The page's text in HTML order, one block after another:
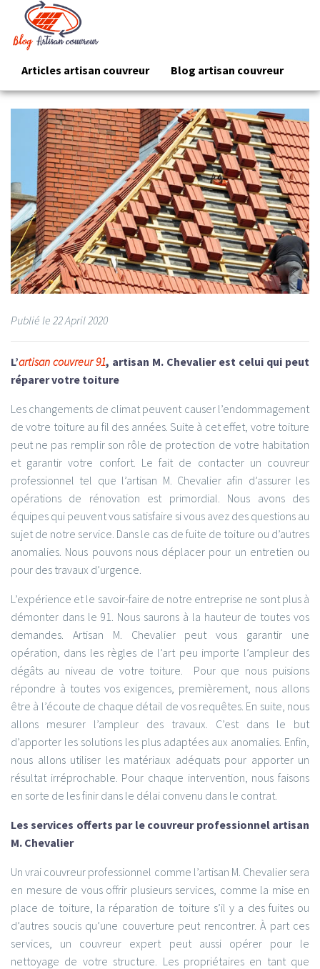
Articles artisan couvreur Blog artisan couvreur
Publié le 22April 2020
L’artisan couvreur 91, artisan M. Chevalier est celui qui peut
réparer votre toiture
Les changements de climat peuvent causer l’endommagement
de votre toiture au fil des années. Suite à cet effet, votre toiture
peut ne pas remplir son rôle de protection de votre habitation
et garantir votre confort. Le fait de contacter un couvreur
professionnel tel que l’artisan M. Chevalier afin d’assurer les
opérations de rénovation est primordial. Nous avons des
équipes qui peuvent vous satisfaire si vous avez des questions au
sujet de notre service. Dans le cas de fuite de toiture ou d’autres
anomalies. Nous pouvons nous déplacer pour un entretien ou
pour des travaux d’urgence.
L’expérience et le savoir-faire de notre entreprise ne sont plus à
démonter dans le 91. Nous saurons à la hauteur de toutes vos
demandes. Artisan M. Chevalier peut vous garantir une
opération, dans les règles de l’art peu importe l’ampleur des
dégâts au niveau de votre toiture. Pour que nous puisions
répondre à toutes vos exigences, premièrement, nous allons
être à l’écoute de chaque détail de vos requêtes. En suite, nous
allons mesurer l’ampleur des travaux. C’est dans le but
d’apporter les solutions les plus adaptées aux anomalies. Enfin,
nous allons utiliser les matériaux adéquats pour apporter un
résultat irréprochable. Pour chaque intervention, nous faisons
en sorte de les finir dans le délai convenu dans le contrat.
Les services offerts par le couvreur professionnel artisan
M. Chevalier
Un vrai couvreur professionnel comme l’artisan M. Chevalier sera
en mesure de vous offrir plusieurs services, comme la mise en
place de toiture, la réparation de toiture s’il y a des fuites ou
d’autres soucis qu’une couverture peut rencontrer. À part ces
services, un couvreur expert peut aussi opérer pour le
nettoyage de votre structure. Les propriétaires en tant que